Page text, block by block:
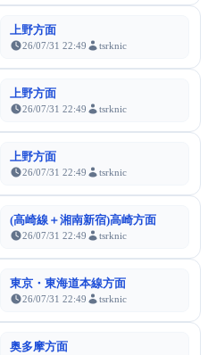
上野方面
26/07/31 22:49 tsrknic
上野方面
26/07/31 22:49 tsrknic
上野方面
26/07/31 22:49 tsrknic
(高崎線＋湘南新宿)高崎方面
26/07/31 22:49 tsrknic
東京・東海道本線方面
26/07/31 22:49 tsrknic
奥多摩方面